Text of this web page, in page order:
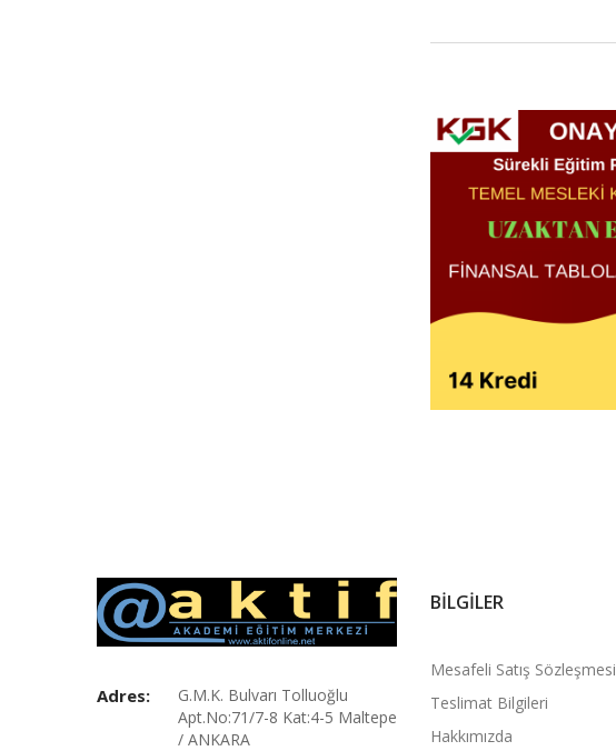
Adres:
G.M.K. Bulvarı Tolluoğlu
Apt.No:71/7-8 Kat:4-5 Maltepe
/ ANKARA
BILGILER
Mesafeli Satış Sözleşmesi
Teslimat Bilgileri
Hakkımızda